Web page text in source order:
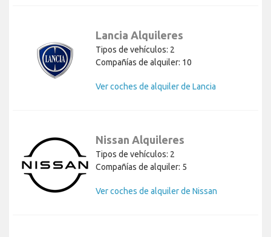
Lancia Alquileres
Tipos de vehículos: 2
Compañías de alquiler: 10
Ver coches de alquiler de Lancia
Nissan Alquileres
Tipos de vehículos: 2
Compañías de alquiler: 5
Ver coches de alquiler de Nissan